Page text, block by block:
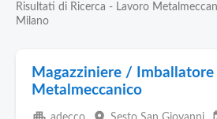
Elenco
Blog
Risultati di Ricerca - Lavoro
Milano
Magazziniere / Imballatore
Metalmeccanico